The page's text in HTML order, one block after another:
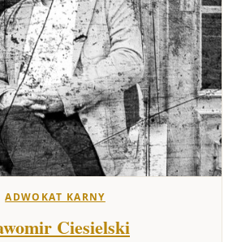
ADWOKAT KARNY
Ciesielski